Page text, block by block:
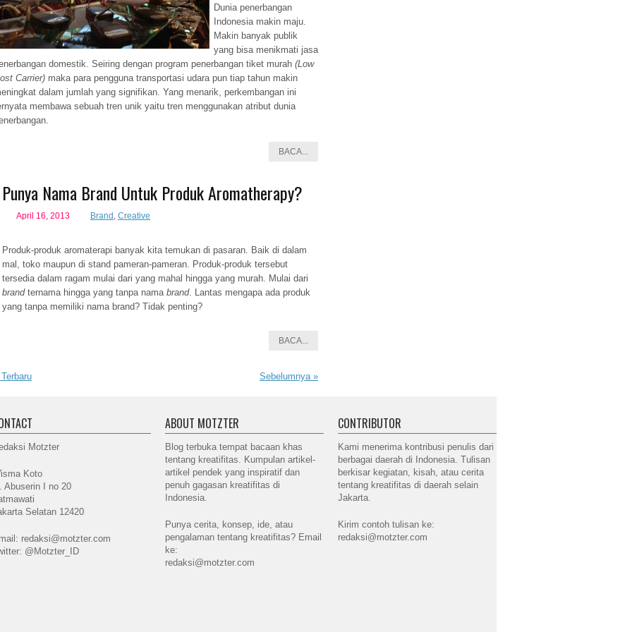
Dunia penerbangan
Indonesia makin maju.
Makin banyak publik
yang bisa menikmati jasa
domestik. Seiring dengan program penerbangan tiket murah (Low
Carrier) maka para pengguna transportasi udara pun tiap tahun makin
dalam jumlah yang signifikan. Yang menarik, perkembangan ini
membawa sebuah tren unik yaitu tren menggunakan atribut dunia
BACA...
Punya Nama Brand Untuk Produk Aromatherapy?
April 16, 2013 Brand , Creative
Produk-produk aromaterapi banyak kita temukan di pasaran. Baik di dalam
mal, toko maupun di stand pameran-pameran. Produk-produk tersebut
tersedia dalam ragam mulai dari yang mahal hingga yang murah. Mulai dari
brandternama hingga yang tanpa nama brand. Lantas mengapa ada produk
yang tanpa memiliki nama brand? Tidak penting?
BACA...
Sebelumnya »
Terbaru
Motzter
Koto
Abuserin I no 20
Selatan 12420
redaksi@motzter.com
@Motzter_ID
ABOUT MOTZTER
Blog terbuka tempat bacaan khas
tentang kreatifitas. Kumpulan artikel-
artikel pendek yang inspiratif dan
penuh gagasan kreatifitas di
Indonesia.
Punya cerita, konsep, ide, atau
pengalaman tentang kreatifitas? Email
ke:
redaksi@motzter.com
CONTRIBUTOR
Kami menerima kontribusi penulis dari
berbagai daerah di Indonesia. Tulisan
berkisar kegiatan, kisah, atau cerita
tentang kreatifitas di daerah selain
Jakarta.
Kirim contoh tulisan ke:
redaksi@motzter.com